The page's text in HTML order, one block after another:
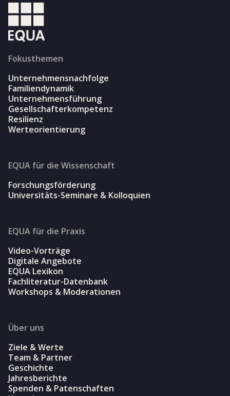
Fokusthemen
Unternehmensnachfolge
Familiendynamik
Unternehmensführung
Gesellschafterkompetenz
Resilienz
Werteorientierung
EQUA für die Wissenschaft
Forschungsförderung
Universitäts-Seminare & Kolloquien
EQUA für die Praxis
Video-Vorträge
Digitale Angebote
EQUA Lexikon
Fachliteratur-Datenbank
Workshops & Moderationen
Über uns
Ziele & Werte
Team & Partner
Geschichte
Jahresberichte
Spenden & Patenschaften